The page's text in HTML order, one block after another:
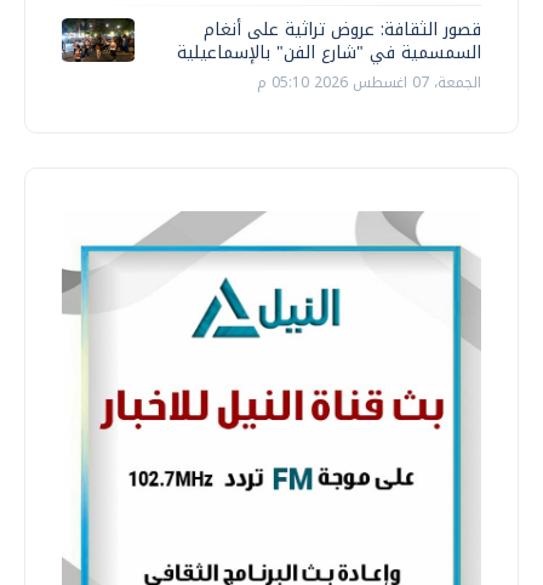
قصور الثقافة: عروض تراثية على أنغام
السمسمية في "شارع الفن" بالإسماعيلية
الجمعة، 07 اغسطس 2026 05:10 م